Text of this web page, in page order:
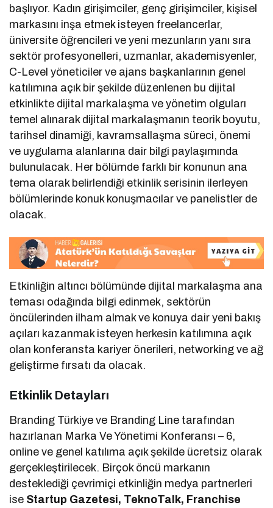
başlıyor. Kadın girişimciler, genç girişimciler, kişisel
markasını inşa etmek isteyen freelancerlar,
üniversite öğrencileri ve yeni mezunların yanı sıra
sektör profesyonelleri, uzmanlar, akademisyenler,
C-Level yöneticiler ve ajans başkanlarının genel
katılımına açık bir şekilde düzenlenen bu dijital
etkinlikte dijital markalaşma ve yönetim olguları
temel alınarak dijital markalaşmanın teorik boyutu,
tarihsel dinamiği, kavramsallaşma süreci, önemi
ve uygulama alanlarına dair bilgi paylaşımında
bulunulacak. Her bölümde farklı bir konunun ana
tema olarak belirlendiği etkinlik serisinin ilerleyen
bölümlerinde konuk konuşmacılar ve panelistler de
olacak.
Etkinliğin altıncı bölümünde dijital markalaşma ana
teması odağında bilgi edinmek, sektörün
öncülerinden ilham almak ve konuya dair yeni bakış
açıları kazanmak isteyen herkesin katılımına açık
olan konferansta kariyer önerileri, networking ve ağ
geliştirme fırsatı da olacak.
Etkinlik Detayları
Branding Türkiye ve Branding Line tarafından
hazırlanan Marka Ve Yönetimi Konferansı – 6,
online ve genel katılıma açık şekilde ücretsiz olarak
gerçekleştirilecek. Birçok öncü markanın
desteklediği çevrimiçi etkinliğin medya partnerleri
ise Startup Gazetesi, TeknoTalk, Franchise